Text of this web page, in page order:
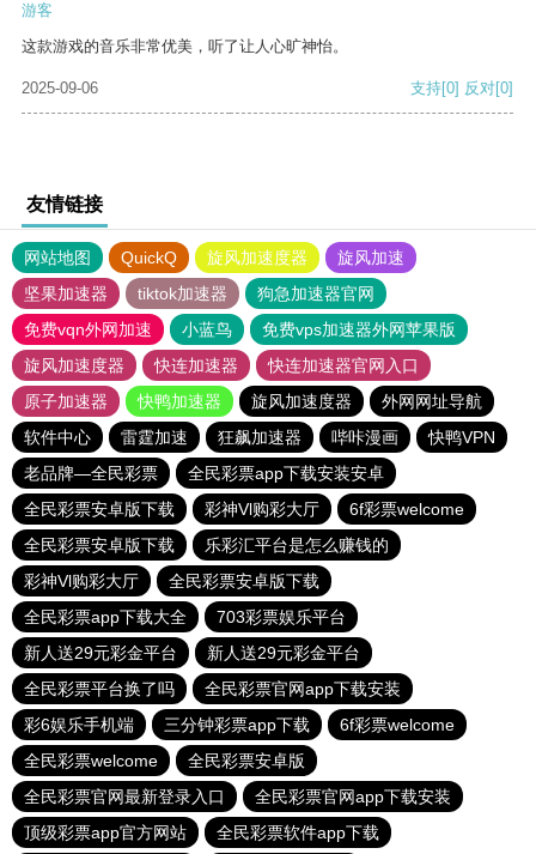
游客
这款游戏的音乐非常优美，听了让人心旷神怡。
2025-09-06 支持[0] 反对[0]
友情链接
网站地图 QuickQ 旋风加速度器
旋风加速
坚果加速器
tiktok加速器
狗急加速器官网
免费vqn外网加速
小蓝鸟
免费vps加速器外网苹果版
旋风加速度器
快连加速器
快连加速器官网入口
原子加速器
快鸭加速器 旋风加速度器
外网网址导航
软件中心
雷霆加速 狂飙加速器 哔咔漫画
快鸭VPN
老品牌—全民彩票
全民彩票app下载安装安卓
全民彩票安卓版下载
彩神Vl购彩大厅
6f彩票welcome
全民彩票安卓版下载
乐彩汇平台是怎么赚钱的
彩神Vl购彩大厅
全民彩票安卓版下载
全民彩票app下载大全
703彩票娱乐平台
新人送29元彩金平台
新人送29元彩金平台
全民彩票平台换了吗
全民彩票官网app下载安装
彩6娱乐手机端
三分钟彩票app下载
6f彩票welcome
全民彩票welcome
全民彩票安卓版
全民彩票官网最新登录入口
全民彩票官网app下载安装
顶级彩票app官方网站
全民彩票软件app下载